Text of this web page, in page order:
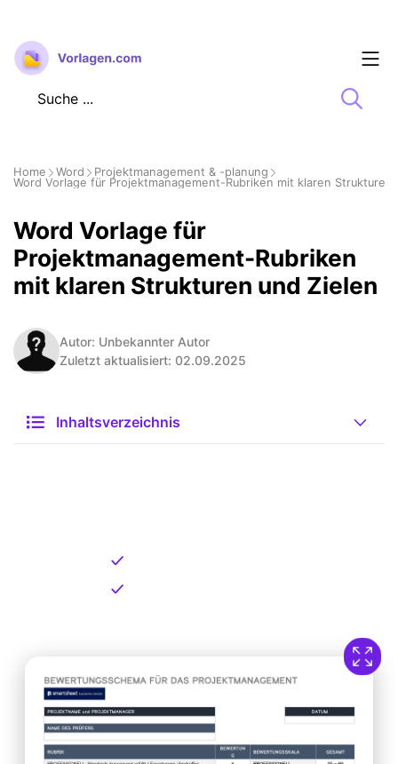
Zum
Inhalt
springen
Home Word
Projektmanagement & -planung
Word Vorlage für Projektmanagement-Rubriken mit klaren Strukturen
Word Vorlage für
Projektmanagement-Rubriken
mit klaren Strukturen und Zielen
Autor: Unbekannter Autor
Zuletzt aktualisiert: 02.09.2025
Inhaltsverzeichnis